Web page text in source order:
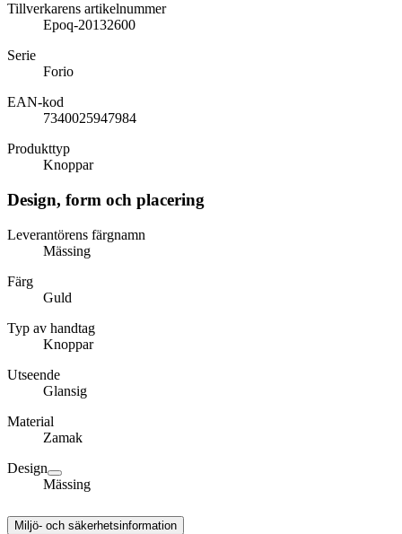
Tillverkarens artikelnummer
Epoq-20132600
Serie
Forio
EAN-kod
7340025947984
Produkttyp
Knoppar
Design, form och placering
Leverantörens färgnamn
Mässing
Färg
Guld
Typ av handtag
Knoppar
Utseende
Glansig
Material
Zamak
Design
Mässing
Miljö- och säkerhetsinformation